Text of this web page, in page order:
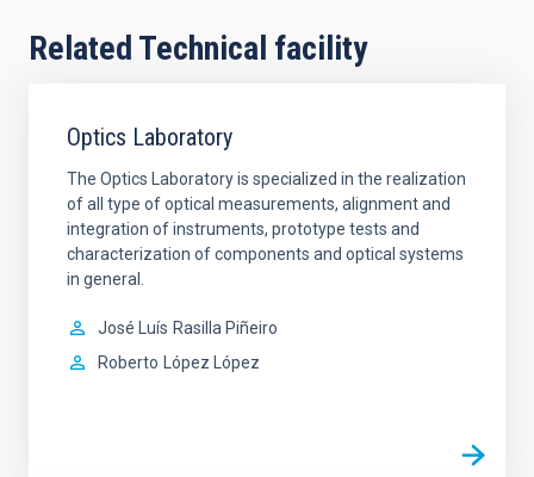
Related Technical facility
Optics Laboratory
The Optics Laboratory is specialized in the realization
of all type of optical measurements, alignment and
integration of instruments, prototype tests and
characterization of components and optical systems
in general.
José Luís Rasilla Piñeiro
Roberto López López